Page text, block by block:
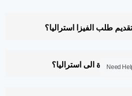
طلب الفيزا استراليا؟
للهجرة الى استراليا؟
Need